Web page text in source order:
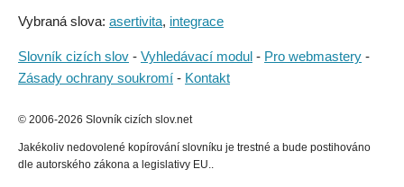
Vybraná slova: asertivita, integrace
Slovník cizích slov - Vyhledávací modul - Pro webmastery -
Zásady ochrany soukromí - Kontakt
© 2006-2026 Slovník cizích slov.net
Jakékoliv nedovolené kopírování slovníku je trestné a bude postihováno
dle autorského zákona a legislativy EU..